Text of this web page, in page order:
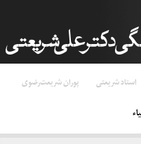
استاد شریعتی پوران شریعت‌رضوی